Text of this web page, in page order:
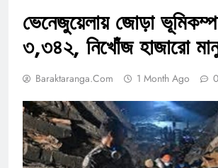
ভেনেজুয়েলায় জোড়া
৩,৩৪২, নিখোঁজ হাজারো
Baraktaranga.com 1 Month Ago 0